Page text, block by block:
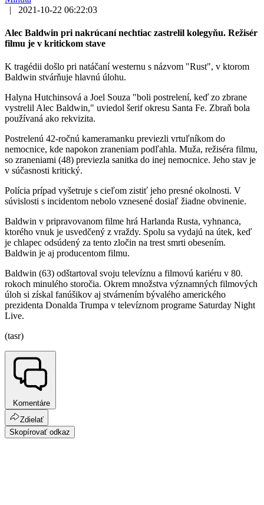
|
2021-10-22 06:22:03
Alec Baldwin pri nakrúcaní nechtiac zastrelil kolegyňu. Režisér
filmu je v kritickom stave
K tragédii došlo pri natáčaní westernu s názvom "Rust", v ktorom
Baldwin stvárňuje hlavnú úlohu.
Halyna Hutchinsová a Joel Souza "boli postrelení, keď zo zbrane
vystrelil Alec Baldwin," uviedol šerif okresu Santa Fe. Zbraň bola
používaná ako rekvizita.
Postrelenú 42-ročnú kameramanku previezli vrtuľníkom do
nemocnice, kde napokon zraneniam podľahla. Muža, režiséra filmu,
so zraneniami (48) previezla sanitka do inej nemocnice. Jeho stav je
v súčasnosti kritický.
Polícia prípad vyšetruje s cieľom zistiť jeho presné okolnosti. V
súvislosti s incidentom nebolo vznesené dosiaľ žiadne obvinenie.
Baldwin v pripravovanom filme hrá Harlanda Rusta, vyhnanca,
ktorého vnuk je usvedčený z vraždy. Spolu sa vydajú na útek, keď
je chlapec odsúdený za tento zločin na trest smrti obesením.
Baldwin je aj producentom filmu.
Baldwin (63) odštartoval svoju televíznu a filmovú kariéru v 80.
rokoch minulého storočia. Okrem množstva významných filmových
úloh si získal fanúšikov aj stvárnením bývalého amerického
prezidenta Donalda Trumpa v televíznom programe Saturday Night
Live.
(tasr)
Komentáre
Zdielať
Skopírovať odkaz